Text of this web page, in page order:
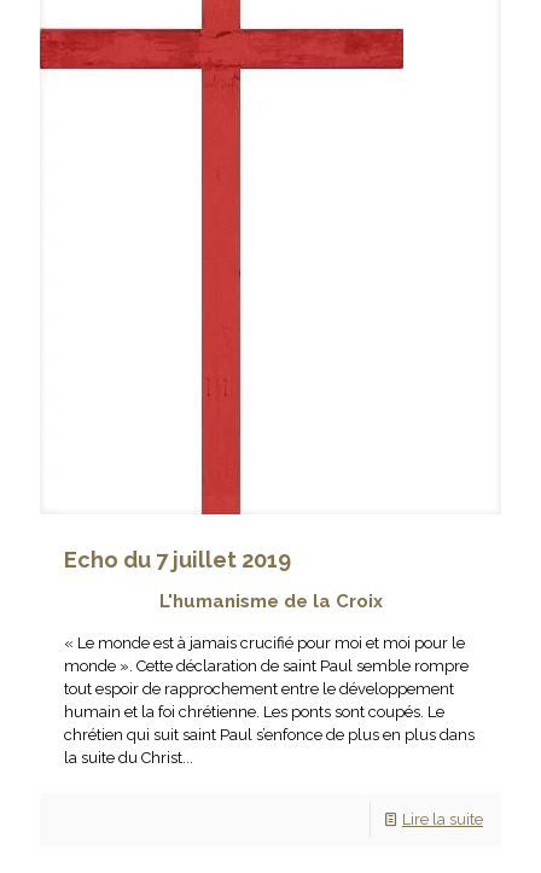
Echo du 7 juillet 2019
L'humanisme de la Croix
« Le monde est à jamais crucifié pour moi et moi pour le
monde ». Cette déclaration de saint Paul semble rompre
tout espoir de rapprochement entre le développement
humain et la foi chrétienne. Les ponts sont coupés. Le
chrétien qui suit saint Paul s’enfonce de plus en plus dans
la suite du Christ...
Lire la suite